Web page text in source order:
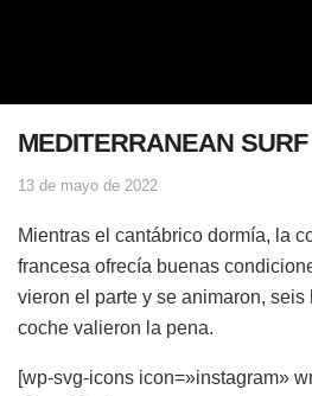
MEDITERRANEAN SURF
13 de mayo de 2022
Mientras el cantábrico dormía, la
francesa ofrecía buenas
vieron el parte y se animaron, seis
coche valieron la pena.
[wp-svg-icons icon=»instagram»